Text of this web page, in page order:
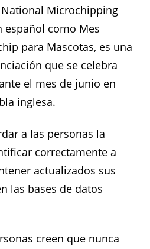
Microchipping
español como Mes
para Mascotas, es una
que se celebra
el mes de junio en
inglesa.
a las personas la
correctamente a
actualizados sus
las bases de datos
creen que nunca